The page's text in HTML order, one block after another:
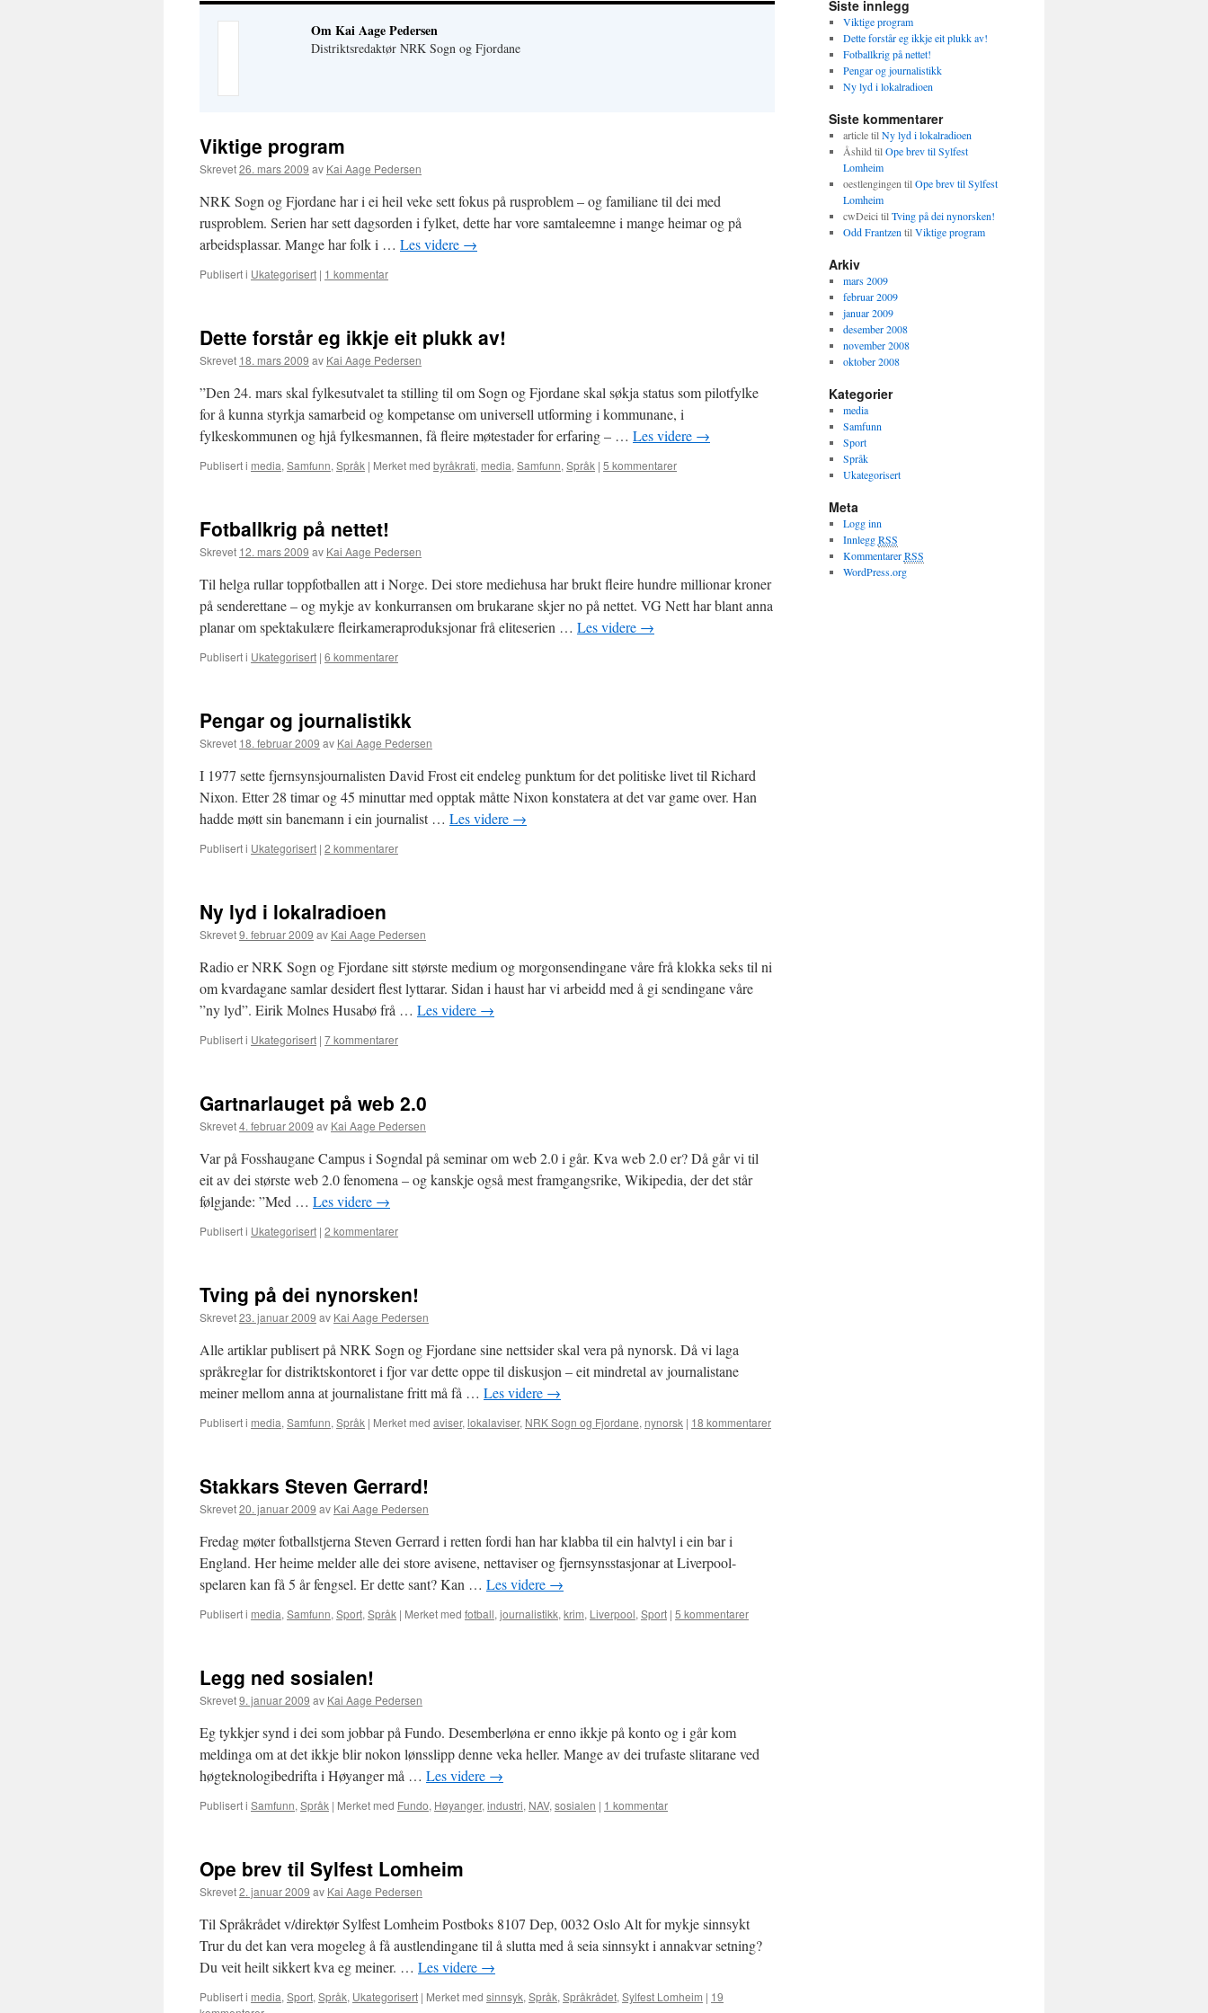
Om Kai Aage Pedersen
Distriktsredaktør NRK Sogn og Fjordane
Viktige program
Skrevet26. mars 2009 av Kai Aage Pedersen
NRK Sogn og Fjordane har i ei heil veke sett fokus på rusproblem – og familiane til dei med
rusproblem. Serien har sett dagsorden i fylket, dette har vore samtaleemne i mange heimar og på
arbeidsplassar. Mange har folk i … Les videre →
Publisert i Ukategorisert | 1 kommentar
Dette forstår eg ikkje eit plukk av!
Skrevet 18. mars 2009 av Kai Aage Pedersen
”Den 24. mars skal fylkesutvalet ta stilling til om Sogn og Fjordane skal søkja status som pilotfylke
for å kunna styrkja samarbeid og kompetanse om universell utforming i kommunane, i
fylkeskommunen og hjå fylkesmannen, få fleire møtestader for erfaring – … Les videre →
Publisert i media, Samfunn, Språk | Merket med byråkrati, media, Samfunn, Språk | 5 kommentarer
Fotballkrig på nettet!
Skrevet 12. mars 2009 av Kai Aage Pedersen
Til helga rullar toppfotballen att i Norge. Dei store mediehusa har brukt fleire hundre millionar kroner
på senderettane – og mykje av konkurransen om brukarane skjer no på nettet. VG Nett har blant anna
planar om spektakulære fleirkameraproduksjonar frå eliteserien … Les videre →
Publisert i Ukategorisert | 6 kommentarer
Pengar og journalistikk
Skrevet 18. februar 2009 av Kai Aage Pedersen
I 1977 sette fjernsynsjournalisten David Frost eit endeleg punktum for det politiske livet til Richard
Nixon. Etter 28 timar og 45 minuttar med opptak måtte Nixon konstatera at det var game over. Han
hadde møtt sin banemann i ein journalist … Les videre →
Publisert i Ukategorisert | 2 kommentarer
Ny lyd i lokalradioen
Skrevet9. februar 2009 av Kai Aage Pedersen
Radio er NRK Sogn og Fjordane sitt største medium og morgonsendingane våre frå klokka seks til ni
om kvardagane samlar desidert flest lyttarar. Sidan i haust har vi arbeidd med å gi sendingane våre
”ny lyd”. Eirik Molnes Husabø frå … Les videre →
Publisert i Ukategorisert | 7 kommentarer
Gartnarlauget på web 2.0
Skrevet4. februar 2009 av Kai Aage Pedersen
Var på Fosshaugane Campus i Sogndal på seminar om web 2.0 i går. Kva web 2.0 er? Då går vi til
eit av dei største web 2.0 fenomena – og kanskje også mest framgangsrike, Wikipedia, der det står
følgjande: ”Med … Les videre →
Publisert i Ukategorisert | 2 kommentarer
Tving på dei nynorsken!
Skrevet23. januar 2009 av Kai Aage Pedersen
Alle artiklar publisert på NRK Sogn og Fjordane sine nettsider skal vera på nynorsk. Då vi laga
språkreglar for distriktskontoret i fjor var dette oppe til diskusjon – eit mindretal av journalistane
meiner mellom anna at journalistane fritt må få … Les videre →
Publisert i media, Samfunn, Språk | Merket med aviser, lokalaviser, NRK Sogn og Fjordane, nynorsk | 18 kommentarer
Stakkars Steven Gerrard!
Skrevet20. januar 2009 av Kai Aage Pedersen
Fredag møter fotballstjerna Steven Gerrard i retten fordi han har klabba til ein halvtyl i ein bar i
England. Her heime melder alle dei store avisene, nettaviser og fjernsynsstasjonar at Liverpool-
spelaren kan få 5 år fengsel. Er dette sant? Kan … Les videre →
Publisert i media, Samfunn, Sport, Språk | Merket med fotball, journalistikk, krim, Liverpool, Sport | 5 kommentarer
Legg ned sosialen!
Skrevet9. januar 2009 av Kai Aage Pedersen
Eg tykkjer synd i dei som jobbar på Fundo. Desemberløna er enno ikkje på konto og i går kom
meldinga om at det ikkje blir nokon lønsslipp denne veka heller. Mange av dei trufaste slitarane ved
høgteknologibedrifta i Høyanger må … Les videre →
Publisert i Samfunn, Språk | Merket med Fundo, Høyanger, industri, NAV, sosialen | 1 kommentar
Ope brev til Sylfest Lomheim
Skrevet2. januar 2009 av Kai Aage Pedersen
Til Språkrådet v/direktør Sylfest Lomheim Postboks 8107 Dep, 0032 Oslo Alt for mykje sinnsykt
Trur du det kan vera mogeleg å få austlendingane til å slutta med å seia sinnsykt i annakvar setning?
Du veit heilt sikkert kva eg meiner. … Les videre →
Publisert i media, Sport, Språk, Ukategorisert | Merket med sinnsyk, Språk, Språkrådet, Sylfest Lomheim | 19
Siste innlegg
Viktige program
Dette forstår eg ikkje eit plukk av!
Fotballkrig på nettet!
Pengar og journalistikk
Ny lyd i lokalradioen
Siste kommentarer
articletilNy lyd i lokalradioen
Åshild tilOpe brev til Sylfest
Lomheim
oestlengingen tilOpe brev til Sylfest
Lomheim
cwDeici tilTving på dei nynorsken!
Odd Frantzen tilViktige program
Arkiv
mars 2009
februar 2009
januar 2009
desember 2008
november 2008
oktober 2008
Kategorier
media
Samfunn
Sport
Språk
Ukategorisert
Meta
Logg inn
InnleggRSS
KommentarerRSS
WordPress.org